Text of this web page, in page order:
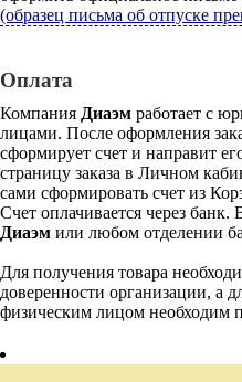
(образец письма об отпуске
Оплата
Компания Диаэм работает с
лицами. После оформления
сформирует счет и направит
страницу заказа в Личном
сами сформировать счет из
Счет оплачивается через
Диаэм или любом отделении
Для получения товара
доверенности организации, а
физическим лицом необходим